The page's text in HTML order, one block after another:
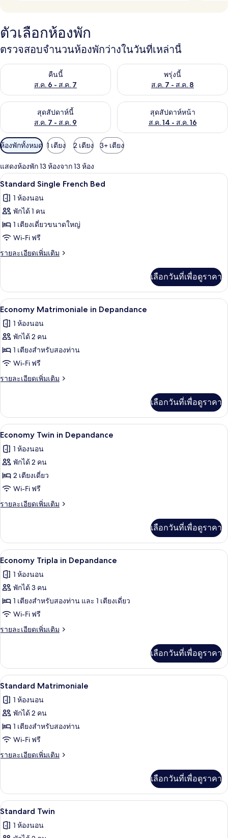
ตัวเลือกห้องพัก
ตรวจสอบจำนวนห้องพักว่างในวันที่เหล่านี้
คืนนี้
ส.ค. 6 - ส.ค. 7
ตรวจสอบจำนวนห้องพักว่างในคืนนี้ ส.ค. 6 - ส.ค. 7พรุ่งนี้
ส.ค. 7 - ส.ค. 8
ตรวจสอบจำนวนห้องพักว่างใน
สุดสัปดาห์นี้
ส.ค. 7 - ส.ค. 9
ตรวจสอบจำนวนห้องพักว่างในสุดสัปดาห์นี้ ส.ค. 7 - ส.ค. 9
สุดสัปดาห์หน้า
ส.ค. 14 - ส.ค. 16
ตรวจสอบจำนวนห้องพักว่างใน
ตัว
กรอง
ที่
มี
ให้
สำหรับ
ห้อง
พัก
ห้องพักทั้งหมด 1 เตียง 2 เตียง 3+ เตียง
แสดงห้องพัก 13 ห้องจาก 13 ห้อง
เปิด
ภาพถ่าย
ทั้งหมด
ของ
Standard
Single
French
Standard Single French Bed | ผ้าน
6
Standard Single French Bed
1 ห้องนอน
พักได้ 1 คน
1 เตียงเดี่ยวขนาดใหญ่
Wi-Fi ฟรี
รายละเอียดเพิ่มเติม
ราย
เกี่ยว
กับ
Standard
French
Bed
เลือกวันที่เพื่อดูราคา
เปิด
ภาพถ่าย
ทั้งหมด
ของ
Economy
Matrimoniale
in
ผ้านวมขนเป็ด, มินิบาร์, ตู้นิรภัยในห้อง
4
Economy Matrimoniale in Depandance
1 ห้องนอน
พักได้ 2 คน
1 เตียงสำหรับสองท่าน
Wi-Fi ฟรี
รายละเอียดเพิ่มเติม
ราย
เกี่ยว
กับ
Economy
Matrimoniale
in
Depandance
เลือกวันที่เพื่อดูราคา
เปิด
ภาพถ่าย
ทั้งหมด
ของ
Economy
Twin
in
ผ้านวมขนเป็ด, มินิบาร์, ตู้นิรภัยในห้อง
4
Economy Twin in Depandance
1 ห้องนอน
พักได้ 2 คน
2 เตียงเดี่ยว
Wi-Fi ฟรี
รายละเอียดเพิ่มเติม
ราย
เกี่ยว
กับ
Economy
in
Depandance
เลือกวันที่เพื่อดูราคา
เปิด
ภาพถ่าย
ทั้งหมด
ของ
Economy
Tripla
in
ผ้านวมขนเป็ด, มินิบาร์, ตู้นิรภัยในห้อง
4
Economy Tripla in Depandance
1 ห้องนอน
พักได้ 3 คน
1 เตียงสำหรับสองท่าน และ 1 เตียงเดี่ยว
Wi-Fi ฟรี
รายละเอียดเพิ่มเติม
ราย
เกี่ยว
กับ
Economy
in
Depandance
เลือกวันที่เพื่อดูราคา
เปิด
ภาพถ่าย
ทั้งหมด
ของ
Standard
Matrimoniale
Standard Matrimoniale | ผ้านวมขน
11
Standard Matrimoniale
1 ห้องนอน
พักได้ 2 คน
1 เตียงสำหรับสองท่าน
Wi-Fi ฟรี
รายละเอียดเพิ่มเติม
ราย
เกี่ยว
กับ
Standard
เลือกวันที่เพื่อดูราคา
เปิด
ภาพถ่าย
ผ้านวมขนเป็ด, มินิบาร์, ตู้นิรภัยในห้อง
6
Standard Twin
1 ห้องนอน